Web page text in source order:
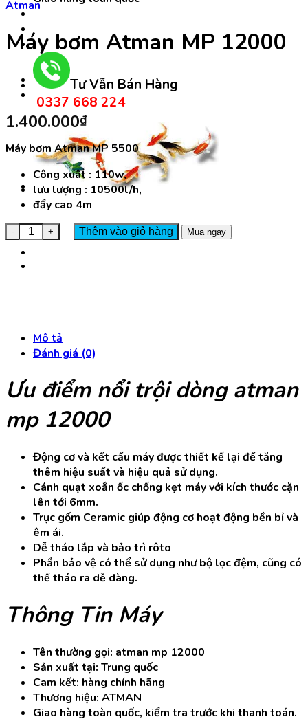
Tư Vẫn Bán Hàng
0337 668 224
Atman
Máy bơm Atman MP 12000
1.400.000₫
Máy bơm Atman MP 5500
Công xuât : 110w,
lưu lượng : 10500l/h,
đẩy cao 4m
Máy bơm Atman MP 12000 số lượng
Thêm vào giỏ hàng Mua ngay
Mô tả
Đánh giá (0)
Ưu điểm nổi trội dòng atman
mp 12000
Động cơ và kết cấu máy được thiết kế lại để tăng
thêm hiệu suất và hiệu quả sử dụng.
Cánh quạt xoắn ốc chống kẹt máy với kích thước cặn
lên tới 6mm.
Trục gốm Ceramic giúp động cơ hoạt động bền bỉ và
êm ái.
Dễ tháo lắp và bảo trì rôto
Phần bảo vệ có thể sử dụng như bộ lọc đệm, cũng có
thể tháo ra dễ dàng.
Thông Tin Máy
Tên thường gọi: atman mp 12000
Sản xuất tại: Trung quốc
Cam kết: hàng chính hãng
Thương hiệu: ATMAN
Giao hàng toàn quốc, kiểm tra trước khi thanh toán.